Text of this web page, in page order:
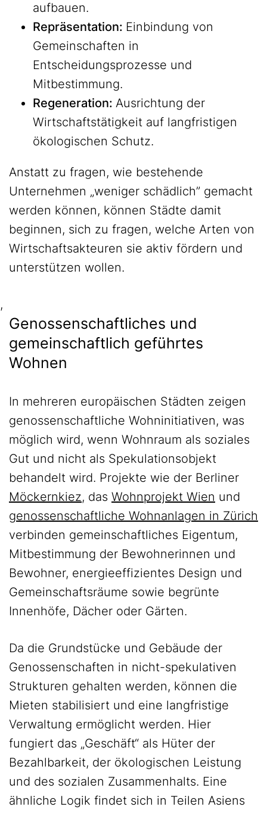
aufbauen.
Repräsentation: Einbindung von
Gemeinschaften in
Entscheidungsprozesse und
Mitbestimmung.
Regeneration: Ausrichtung der
Wirtschaftstätigkeit auf langfristigen
ökologischen Schutz.
Anstatt zu fragen, wie bestehende
Unternehmen „weniger schädlich” gemacht
werden können, können Städte damit
beginnen, sich zu fragen, welche Arten von
Wirtschaftsakteuren sie aktiv fördern und
unterstützen wollen.
,
Genossenschaftliches und
gemeinschaftlich geführtes
Wohnen
In mehreren europäischen Städten zeigen
genossenschaftliche Wohninitiativen, was
möglich wird, wenn Wohnraum als soziales
Gut und nicht als Spekulationsobjekt
behandelt wird. Projekte wie der Berliner
Möckernkiez, das Wohnprojekt Wien und
genossenschaftliche Wohnanlagen in Zürich
verbinden gemeinschaftliches Eigentum,
Mitbestimmung der Bewohnerinnen und
Bewohner, energieeffizientes Design und
Gemeinschaftsräume sowie begrünte
Innenhöfe, Dächer oder Gärten.
Da die Grundstücke und Gebäude der
Genossenschaften in nicht-spekulativen
Strukturen gehalten werden, können die
Mieten stabilisiert und eine langfristige
Verwaltung ermöglicht werden. Hier
fungiert das „Geschäft“ als Hüter der
Bezahlbarkeit, der ökologischen Leistung
und des sozialen Zusammenhalts. Eine
ähnliche Logik findet sich in Teilen Asiens